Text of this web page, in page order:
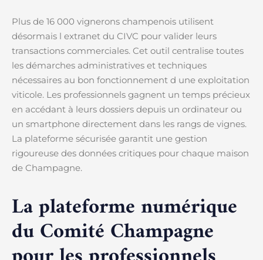
Plus de 16 000 vignerons champenois utilisent
désormais l extranet du CIVC pour valider leurs
transactions commerciales. Cet outil centralise toutes
les démarches administratives et techniques
nécessaires au bon fonctionnement d une exploitation
viticole. Les professionnels gagnent un temps précieux
en accédant à leurs dossiers depuis un ordinateur ou
un smartphone directement dans les rangs de vignes.
La plateforme sécurisée garantit une gestion
rigoureuse des données critiques pour chaque maison
de Champagne.
La plateforme numérique
du Comité Champagne